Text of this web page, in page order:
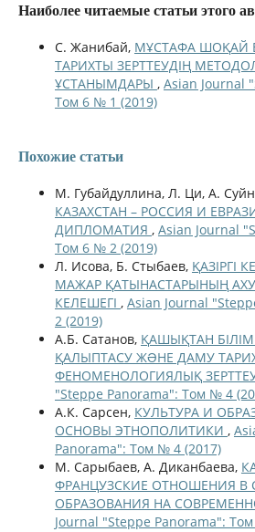
Наиболее читаемые статьи этого
С. Жанибай, МҰСТАФА ШОҚАЙ
ТАРИХТЫ ЗЕРТТЕУДІҢ
ҰСТАНЫМДАРЫ , Asian Journal
Том 6 № 1 (2019)
Похожие статьи
М. Губайдуллина, Л. Ци, А.
КАЗАХСТАН – РОССИЯ И
ДИПЛОМАТИЯ , Asian Journal
Том 6 № 2 (2019)
Л. Исова, Б. Стыбаев, ҚАЗІРГІ
МАЖАР ҚАТЫНАСТАРЫНЫҢ
КЕЛЕШЕГІ , Asian Journal
2 (2019)
А.Б. Сатанов, ҚАШЫҚТАН БІЛІМ
ҚАЛЫПТАСУ ЖƏНЕ ДАМУ
ФЕНОМЕНОЛОГИЯЛЫҚ
"Steppe Panorama": Том № 4
А.К. Сарсен, КУЛЬТУРА И
ОСНОВЫ ЭТНОПОЛИТИКИ ,
Panorama": Том № 4 (2017)
М. Сарыбаев, А. Диканбаева,
ФРАНЦУЗСКИЕ ОТНОШЕНИЯ В
ОБРАЗОВАНИЯ НА
Journal "Steppe Panorama":